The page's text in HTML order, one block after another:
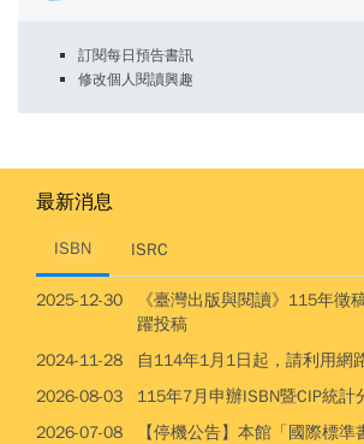
訂閱每日預告書訊
修改個人閱讀興趣
最新消息
ISBN ISRC
2025-12-30
《臺灣出版與閱讀》115年徵
躍投稿
2024-11-28
自114年1月1日起，請利用網
2026-08-03
115年7月申辦ISBN暨CIP統計
2026-07-08
【停機公告】本館「國際標